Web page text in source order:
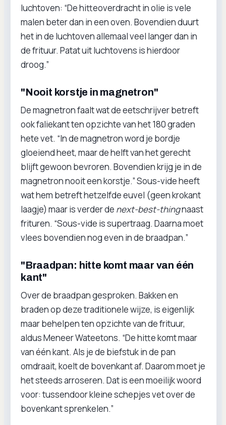
luchtoven: “De hitteoverdracht in olie is vele
malen beter dan in een oven. Bovendien duurt
het in de luchtoven allemaal veel langer dan in
de frituur. Patat uit luchtovens is hierdoor
droog.”
"Nooit korstje in magnetron"
De magnetron faalt wat de eetschrijver betreft
ook faliekant ten opzichte van het 180 graden
hete vet. “In de magnetron word je bordje
gloeiend heet, maar de helft van het gerecht
blijft gewoon bevroren. Bovendien krijg je in de
magnetron nooit een korstje.” Sous-vide heeft
wat hem betreft hetzelfde euvel (geen krokant
laagje) maar is verder de next-best-thingnaast
frituren. “Sous-vide is supertraag. Daarna moet
vlees bovendien nog even in de braadpan.”
"Braadpan: hitte komt maar van één
kant"
Over de braadpan gesproken. Bakken en
braden op deze traditionele wijze, is eigenlijk
maar behelpen ten opzichte van de frituur,
aldus Meneer Wateetons. “De hitte komt maar
van één kant. Als je de biefstuk in de pan
omdraait, koelt de bovenkant af. Daarom moet je
het steeds arroseren. Dat is een moeilijk woord
voor: tussendoor kleine schepjes vet over de
bovenkant sprenkelen.”